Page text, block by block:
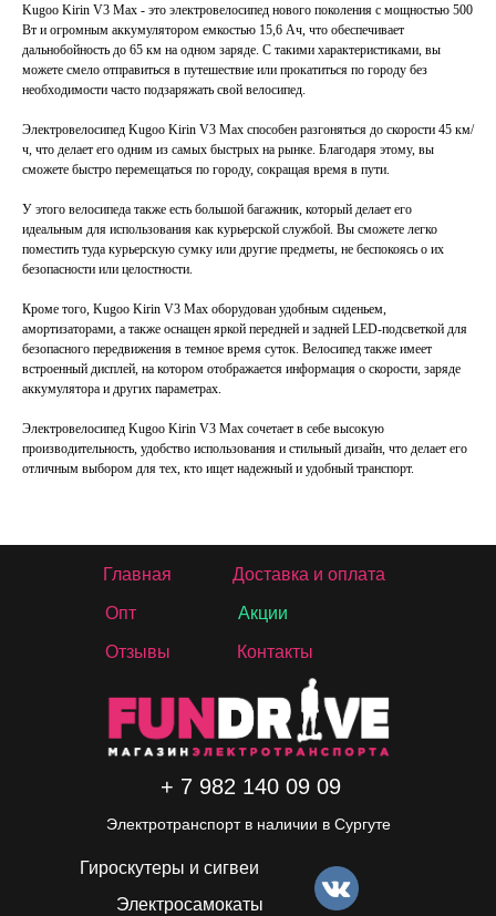
Kugoo Kirin V3 Max - это электровелосипед нового поколения с мощностью 500
Вт и огромным аккумулятором емкостью 15,6 Ач, что обеспечивает
дальнобойность до 65 км на одном заряде. С такими характеристиками, вы
можете смело отправиться в путешествие или прокатиться по городу без
необходимости часто подзаряжать свой велосипед.
Электровелосипед Kugoo Kirin V3 Max способен разгоняться до скорости 45 км/
ч, что делает его одним из самых быстрых на рынке. Благодаря этому, вы
сможете быстро перемещаться по городу, сокращая время в пути.
У этого велосипеда также есть большой багажник, который делает его
идеальным для использования как курьерской службой. Вы сможете легко
поместить туда курьерскую сумку или другие предметы, не беспокоясь о их
безопасности или целостности.
Кроме того, Kugoo Kirin V3 Max оборудован удобным сиденьем,
амортизаторами, а также оснащен яркой передней и задней LED-подсветкой для
безопасного передвижения в темное время суток. Велосипед также имеет
встроенный дисплей, на котором отображается информация о скорости, заряде
аккумулятора и других параметрах.
Электровелосипед Kugoo Kirin V3 Max сочетает в себе высокую
производительность, удобство использования и стильный дизайн, что делает его
отличным выбором для тех, кто ищет надежный и удобный транспорт.
Гироскутеры и сигвеи
Электросамокаты
Главная Доставка и оплата
Опт
Отзывы
Акции
Контакты
+ 7 982 140 09 09
Электротранспорт в наличии в Сургуте